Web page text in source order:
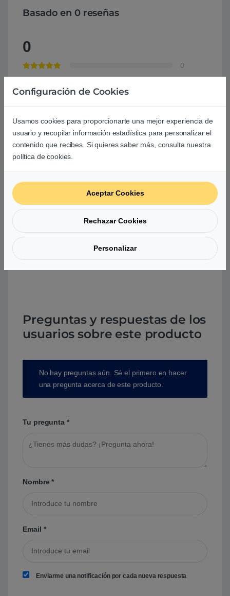
Basado en 0 reseñas
0
0
0
Agrega una reseña
Debesaccederpara publicar una valoración.
Aún no hay reseñas.
Preguntas y respuestas de los
usuarios sobre este producto
No hay preguntas aún. Sé el primero en hacer
una pregunta acerca de este producto.
Tu pregunta *
Nombre*
Email *
Enviarme una notificación por cada nueva respuesta
Configuración de Cookies
Usamos cookies para proporcionarte una mejor experiencia de
usuario y recopilar información estadística para personalizar el
contenido que recibes. Si quieres saber más, consulta nuestra
política de cookies.
Aceptar Cookies
Rechazar Cookies
Personalizar